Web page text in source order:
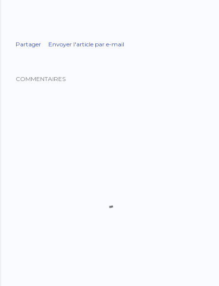
Partager Envoyer l'article par e-mail
COMMENTAIRES